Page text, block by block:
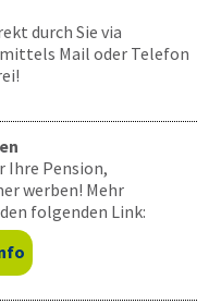
durch Sie via
Mail oder Telefon
Ihre Pension,
werben! Mehr
folgenden Link: